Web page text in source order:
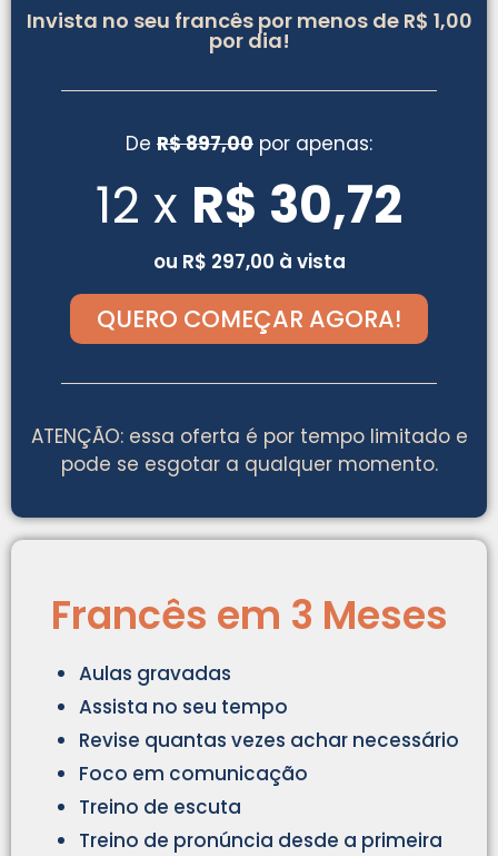
Invista no seu francês por menos de R$ 1,00
por dia!
De R$ 897,00 por apenas:
12 x R$ 30,72
ou R$ 297,00 à vista
QUERO COMEÇAR AGORA!
ATENÇÃO: essa oferta é por tempo limitado e
pode se esgotar a qualquer momento.
Francês em 3 Meses
Aulas gravadas
Assista no seu tempo
Revise quantas vezes achar necessário
Foco em comunicação
Treino de escuta
Treino de pronúncia desde a primeira